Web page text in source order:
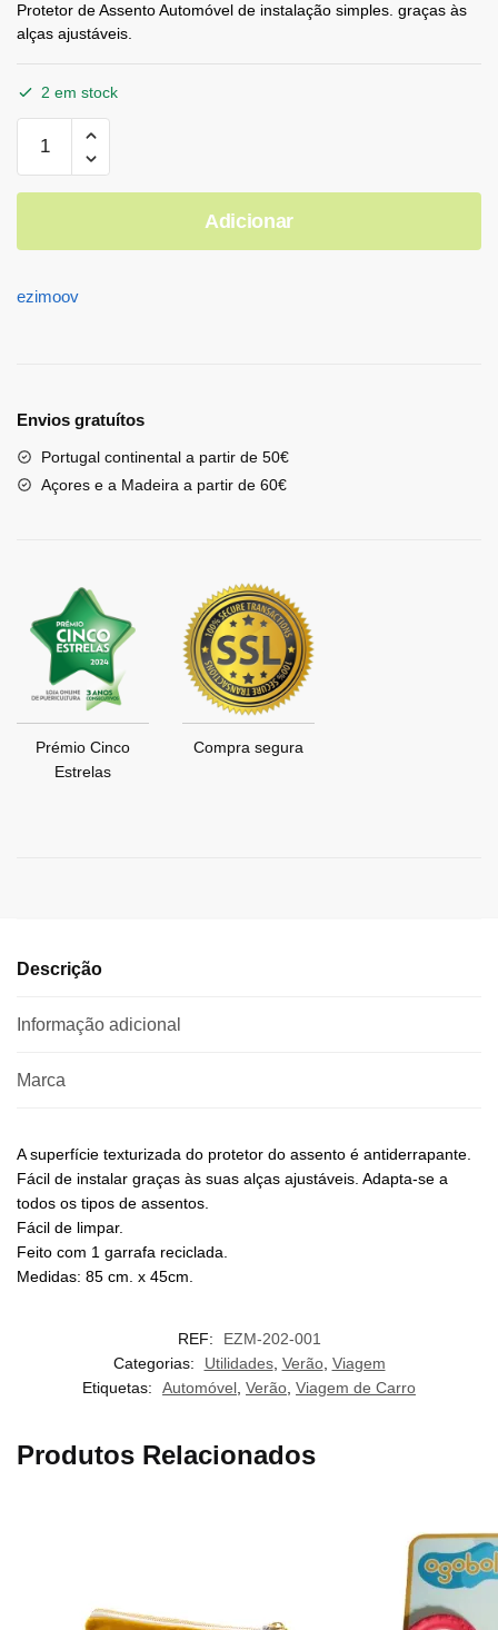
Protetor de Assento Automóvel de instalação simples. graças às
alças ajustáveis.
2 em stock
Adicionar
ezimoov
Envios gratuítos
Portugal continental a partir de 50€
Açores e a Madeira a partir de 60€
Prémio Cinco
Estrelas
Compra segura
Descrição
Informação adicional
Marca
A superfície texturizada do protetor do assento é antiderrapante.
Fácil de instalar graças às suas alças ajustáveis. Adapta-se a
todos os tipos de assentos.
Fácil de limpar.
Feito com 1 garrafa reciclada.
Medidas: 85 cm. x 45cm.
REF:
EZM-202-001
Categorias:
Utilidades, Verão, Viagem
Etiquetas:
Automóvel Verão Viagem de Carro
Produtos Relacionados